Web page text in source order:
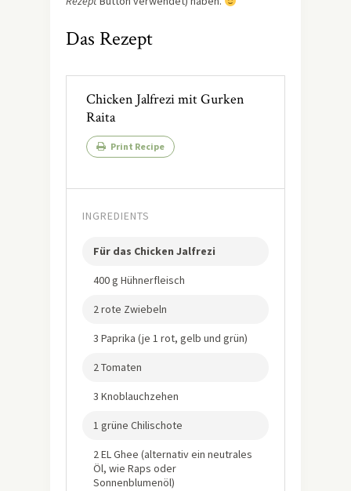
Das Rezept
Chicken Jalfrezi mit Gurken
Raita
Print Recipe
INGREDIENTS
Für das Chicken Jalfrezi
400 g Hühnerfleisch
2 rote Zwiebeln
3 Paprika (je 1 rot, gelb und grün)
2 Tomaten
3 Knoblauchzehen
1 grüne Chilischote
2 EL Ghee (alternativ ein neutrales
Öl, wie Raps oder
Sonnenblumenöl)